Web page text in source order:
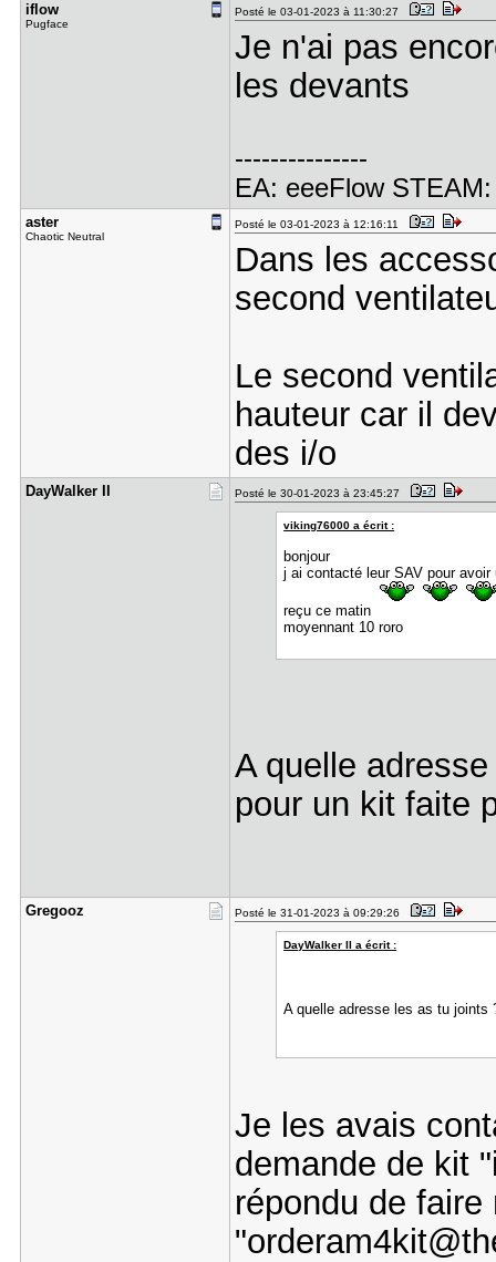
iflow
Pugface
Posté le 03-01-2023 à 11:30:27
Je n'ai pas
les devants
---------------
EA: eeeFlow
aster
Chaotic Neutral
Posté le 03-01-2023 à 12:16:11
Dans les
second
Le second
hauteur car il
des i/o
DayWalker ​II Posté le 30-01-2023 à 23:45:27
viking76000 a écrit :
bonjour
j ai contacté leur SAV pour
reçu ce matin
moyennant 10 roro
A quelle
pour un kit faite
Gregooz Posté le 31-01-2023 à 09:29:26
DayWalker II a écrit :
A quelle adresse les as tu joints
Je les avais
demande de kit
répondu de